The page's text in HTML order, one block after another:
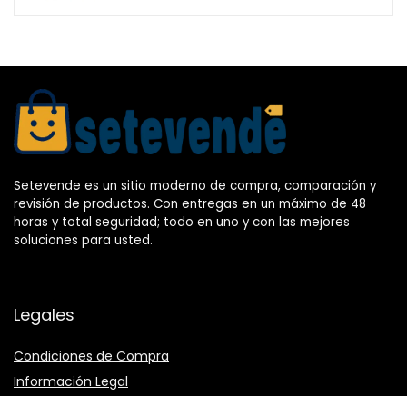
Setevende es un sitio moderno de compra, comparación y
revisión de productos. Con entregas en un máximo de 48
horas y total seguridad; todo en uno y con las mejores
soluciones para usted.
Legales
Condiciones de Compra
Información Legal